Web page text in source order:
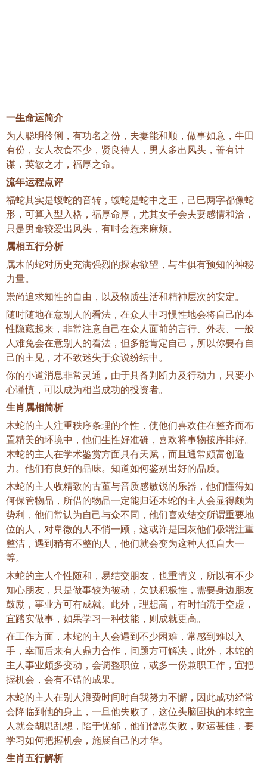
一生命运简介
为人聪明伶俐，有功名之份，夫妻能和顺，做事如意，牛田
有份，女人衣食不少，贤良待人，男人多出风头，善有计
谋，英敏之才，福厚之命。
流年运程点评
福蛇其实是蝮蛇的音转，蝮蛇是蛇中之王，己巳两字都像蛇
形，可算入型入格，福厚命厚，尤其女子会夫妻感情和洽，
只是男命较爱出风头，有时会惹来麻烦。
属相五行分析
属木的蛇对历史充满强烈的探索欲望，与生俱有预知的神秘
力量。
崇尚追求知性的自由，以及物质生活和精神层次的安定。
随时随地在意别人的看法，在众人中习惯性地会将自己的本
性隐藏起来，非常注意自己在众人面前的言行、外表、一般
人难免会在意别人的看法，但多能肯定自己，所以你要有自
己的主见，才不致迷失于众说纷纭中。
你的小道消息非常灵通，由于具备判断力及行动力，只要小
心谨慎，可以成为相当成功的投资者。
生肖属相简析
木蛇的主人注重秩序条理的个性，使他们喜欢住在整齐而布
置精美的环境中，他们生性好准确，喜欢将事物按序排好。
木蛇的主人在学术鉴赏方面具有天赋，而且通常颇富创造
力。他们有良好的品味。知道如何鉴别出好的品质。
木蛇的主人收精致的古董与音质感敏锐的乐器，他们懂得如
何保管物品，所借的物品一定能归还木蛇的主人会显得颇为
势利，他们常认为自己与众不同，他们喜欢结交所谓重要地
位的人，对卑微的人不悄一顾，这或许是国灰他们极端注重
整洁，遇到稍有不整的人，他们就会变为这种人低自大一
等。
木蛇的主人个性随和，易结交朋友，也重情义，所以有不少
知心朋友，只是做事较为被动，欠缺积极性，需要身边朋友
鼓励，事业方可有成就。此外，理想高，有时怕流于空虚，
宜踏实做事，如果学习一种技能，则成就更高。
在工作方面，木蛇的主人会遇到不少困难，常感到难以入
手，幸而后来有人鼎力合作，问题方可解决，此外，木蛇的
主人事业颇多变动，会调整职位，或多一份兼职工作，宜把
握机会，会有不错的成果。
木蛇的主人在别人浪费时间时自我努力不懈，因此成功经常
会降临到他的身上，一旦他失败了，这位头脑固执的木蛇主
人就会胡思乱想，陷于忧郁，他们憎恶失败，财运甚佳，要
学习如何把握机会，施展自己的才华。
生肖五行解析